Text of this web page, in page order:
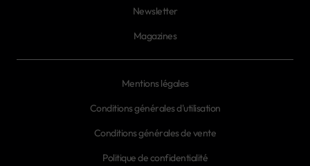
Newsletter
Magazines
Mentions légales
Conditions générales d'utilisation
Conditions générales de vente
Politique de confidentialité